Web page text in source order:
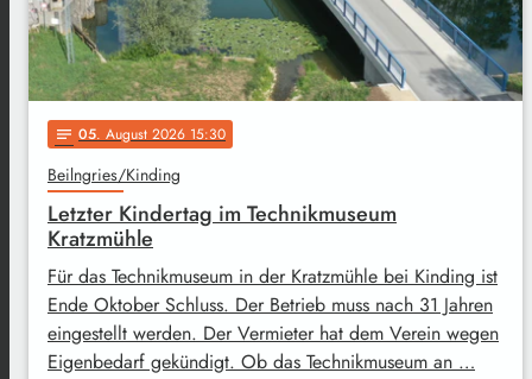
notes 05. August 2026 15:30
Beilngries/Kinding
Letzter Kindertag im Technikmuseum
Kratzmühle
Für das Technikmuseum in der Kratzmühle bei Kinding ist
Ende Oktober Schluss. Der Betrieb muss nach 31 Jahren
eingestellt werden. Der Vermieter hat dem Verein wegen
Eigenbedarf gekündigt. Ob das Technikmuseum an …